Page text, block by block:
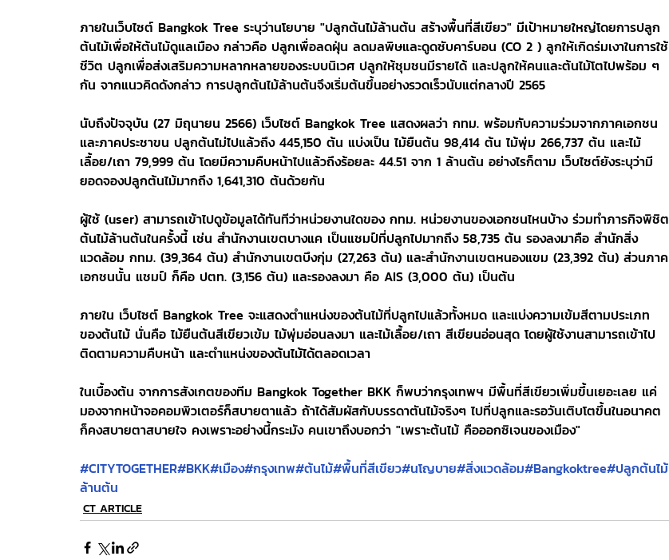
ภายในเว็บไซต์ Bangkok Tree ระบุว่านโยบาย "ปลูกต้นไม้ล้านต้น สร้างพื้นที่สีเขียว" มีเป้าหมายใหญ่โดยการปลูก
ต้นไม้เพื่อให้ต้นไม้ดูแลเมือง กล่าวคือ ปลูกเพื่อลดฝุ่น ลดมลพิษและดูดซับคาร์บอน (CO 2 ) ลูกให้เกิดร่มเงาในการใช้
ชีวิต ปลูกเพื่อส่งเสริมความหลากหลายของระบบนิเวศ ปลูกให้ชุมชนมีรายได้ และปลูกให้คนและต้นไม้โตไปพร้อม ๆ
กัน จากแนวคิดดังกล่าว การปลูกต้นไม้ล้านต้นจึงเริ่มต้นขึ้นอย่างรวดเร็วนับแต่กลางปี 2565
นับถึงปัจจุบัน (27 มิถุนายน 2566) เว็บไซต์ Bangkok Tree แสดงผลว่า กทม. พร้อมกับความร่วมจากภาคเอกชน
และภาคประชาขน ปลูกต้นไม่ไปแล้วถึง 445,150 ต้น แบ่งเป็น ไม้ยืนต้น 98,414 ต้น ไม้พุ่ม 266,737 ต้น และไม้
เลื้อย/เถา 79,999 ต้น โดยมีความคืบหน้าไปแล้วถึงร้อยละ 44.51 จาก 1 ล้านต้น อย่างไรก็ตาม เว็บไซต์ยังระบุว่ามี
ยอดจองปลูกต้นไม้มากถึง 1,641,310 ต้นด้วยกัน
ผู้ใช้ (user) สามารถเข้าไปดูข้อมูลได้ทันทีว่าหน่วยงานใดของ กทม. หน่วยงานของเอกชนไหนบ้าง ร่วมทำภารกิจพิชิต
ต้นไม้ล้านต้นในครั้งนี้ เช่น สำนักงานเขตบางแค เป็นแชมป์ที่ปลูกไปมากถึง 58,735 ต้น รองลงมาคือ สำนักสิ่ง
แวดล้อม กทม. (39,364 ต้น) สำนักงานเขตบึงกุ่ม (27,263 ต้น) และสำนักงานเขตหนองแขม (23,392 ต้น) ส่วนภาค
เอกชนนั้น แชมป์ ก็คือ ปตท. (3,156 ต้น) และรองลงมา คือ AIS (3,000 ต้น) เป็นต้น
ภายใน เว็บไซต์ Bangkok Tree จะแสดงตำแหน่งของต้นไม้ที่ปลูกไปแล้วทั้งหมด และแบ่งความเข้มสีตามประเภท
ของต้นไม้ นั่นคือ ไม้ยืนต้นสีเขียวเข้ม ไม้พุ่มอ่อนลงมา และไม้เลื้อย/เถา สีเขียนอ่อนสุด โดยผู้ใช้งานสามารถเข้าไป
ติดตามความคืบหน้า และตำแหน่งของต้นไม้ได้ตลอดเวลา
ในเบื้องต้น จากการสังเกตของทีม Bangkok Together BKK ก็พบว่ากรุงเทพฯ มีพื้นที่สีเขียวเพิ่มขึ้นเยอะเลย แค่
มองจากหน้าจอคอมพิวเตอร์ก็สบายตาแล้ว ถ้าได้สัมผัสกับบรรดาตันไม้จริงๆ ไปที่ปลูกและรอวันเติบโตขึ้นในอนาคต
ก็คงสบายตาสบายใจ คงเพราะอย่างนี้กระมัง คนเขาถึงบอกว่า "เพราะต้นไม้ คือออกซิเจนของเมือง"
#CITYTOGETHER#BKK#เมือง#กรุงเทพ#ต้นไม้#พื้นที่สีเขียว#นโญบาย#สิ่งแวดล้อม#Bangkoktree#ปลูกต้นไม้
ล้านต้น
CT ARTICLE